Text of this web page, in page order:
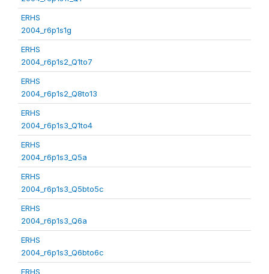
ERHS
2004_r6p1s1g
ERHS
2004_r6p1s2_Q1to7
ERHS
2004_r6p1s2_Q8to13
ERHS
2004_r6p1s3_Q1to4
ERHS
2004_r6p1s3_Q5a
ERHS
2004_r6p1s3_Q5bto5c
ERHS
2004_r6p1s3_Q6a
ERHS
2004_r6p1s3_Q6bto6c
ERHS